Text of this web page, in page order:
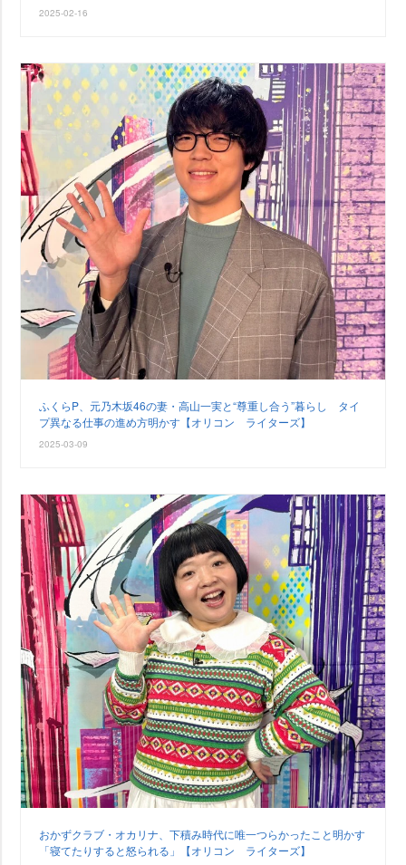
2025-02-16
ふくらP、元乃木坂46の妻・高山一実と“尊重し合う”暮らし タイ
プ異なる仕事の進め方明かす【オリコン ライターズ】
2025-03-09
おかずクラブ・オカリナ、下積み時代に唯一つらかったこと明かす
「寝てたりすると怒られる」【オリコン ライターズ】